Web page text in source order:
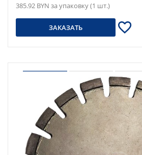
385.92 BYN за упаковку (1 шт.)
ЗАКАЗАТЬ